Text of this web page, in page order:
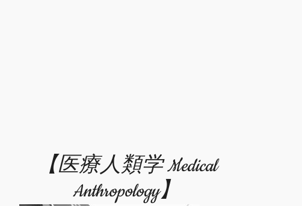
【医療人類学 Medical
Anthropology】